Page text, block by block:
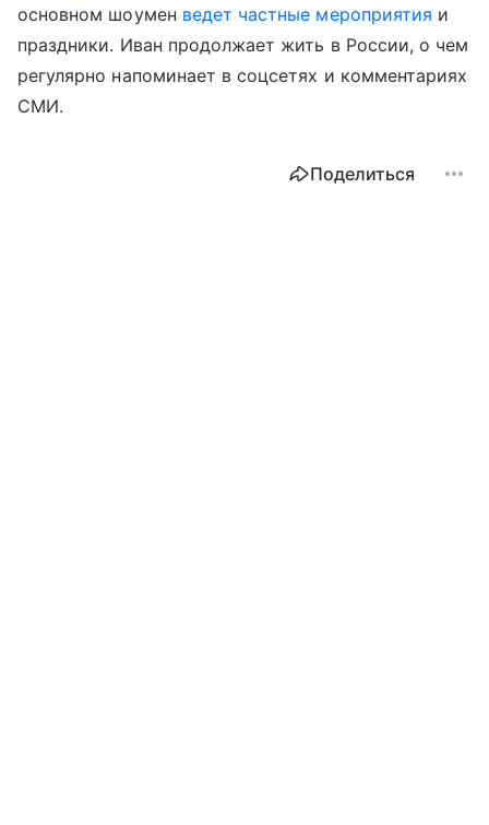
основном шоумен ведет частные мероприятия и
праздники. Иван продолжает жить в России, о чем
регулярно напоминает в соцсетях и комментариях
СМИ.
Поделиться